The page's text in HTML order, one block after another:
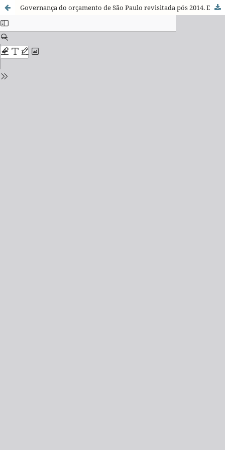
Governança do orçamento de São Paulo revisitada pós 2014. Da escassez à sobra de recursos